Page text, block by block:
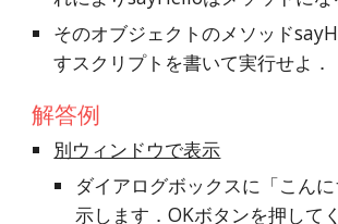
そのオブジェクトのメソッド
すスクリプトを書いて実行せよ．
解答例
別ウィンドウで表示
ダイアログボックスに「こん
示します．OKボタンを押して